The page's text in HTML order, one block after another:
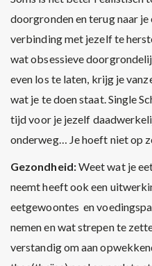
doorgronden en terug naar
verbinding met jezelf te
wat obsessieve
even los te laten, krijg je
wat je te doen staat. Single
tijd voor je jezelf
onderweg… Je hoeft niet op
Gezondheid:Weet wat je
neemt heeft ook een
eetgewoontes en
nemen en wat strepen te
verstandig om aan